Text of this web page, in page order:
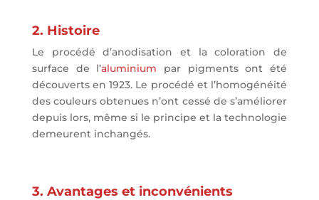
2. Histoire
Le procédé d’anodisation et la coloration de
surface de l’aluminium par pigments ont été
découverts en 1923. Le procédé et l’homogénéité
des couleurs obtenues n’ont cessé de s’améliorer
depuis lors, même si le principe et la technologie
demeurent inchangés.
3. Avantages et inconvénients